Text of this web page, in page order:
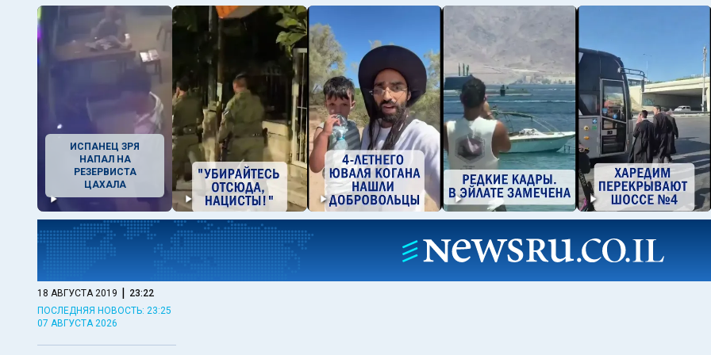
ИСПАНЕЦ ЗРЯ
НАПАЛ НА
РЕЗЕРВИСТА
ЦАХАЛА
18 АВГУСТА 2019 | 23:22
ПОСЛЕДНЯЯ НОВОСТЬ: 23:25
07 АВГУСТА 2026